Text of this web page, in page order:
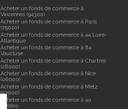
Acheter un fonds de commerce à
Vincennes (94300)
Acheter un fonds de commerce à Paris
(75020)
Acheter un fonds de commerce à 44 Loire-
Atlantique
Acheter un fonds de commerce à 84
Vaucluse
Acheter un fonds de commerce à Chartres
(28000)
Acheter un fonds de commerce à Nice
(06000)
Acheter un fonds de commerce à Metz
(57000)
Acheter un fonds de commerce à 40
Landes